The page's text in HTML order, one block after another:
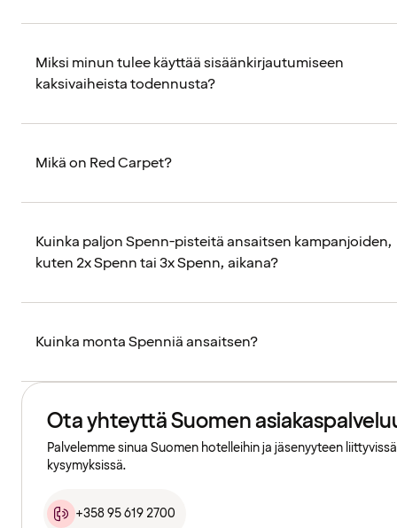
Miksi minun tulee käyttää sisäänkirjautumiseen
kaksivaiheista todennusta?
Mikä on Red Carpet?
Kuinka paljon Spenn-pisteitä ansaitsen kampanjoiden,
kuten 2x Spenn tai 3x Spenn, aikana?
Kuinka monta Spenniä ansaitsen?
Ota yhteyttä Suomen
Palvelemme sinua Suomen hotelleihin ja jäsenyyteen liittyvissä
kysymyksissä.
+358 95 619 2700